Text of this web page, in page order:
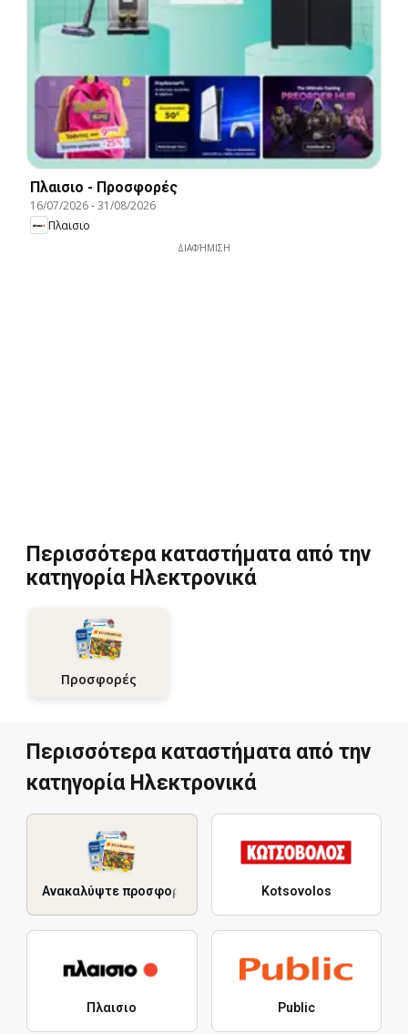
Πλαισιο - Προσφορές
16/07/2026-31/08/2026
Πλαισιο
ΔΙΑΦΉΜΙΣΗ
Περισσότερα καταστήματα από την
κατηγορία Hλεκτρονικά
Προσφορές
Περισσότερα καταστήματα από την
κατηγορία Hλεκτρονικά
Ανακαλύψτε προσφορές Kotsovolos
Πλαισιο Public